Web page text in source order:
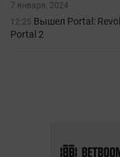
7 января, 2024
12:25 Вышел Portal:
Portal 2